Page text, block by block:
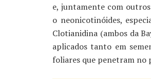
e, juntamente com
o neonicotinóides,
Clotianidina (ambos da
aplicados tanto em
foliares que penetram no